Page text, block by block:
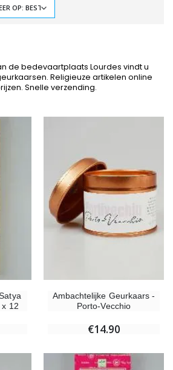
de bedevaartplaats Lourdes vindt u
Religieuze artikelen online
Snelle verzending.
x 12
Ambachtelijke Geurkaars -
Porto-Vecchio
€14.90
-20%
-20%
€15.00